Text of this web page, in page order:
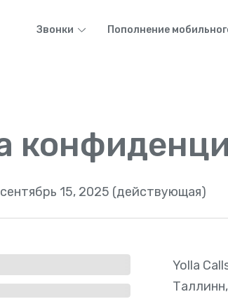
Звонки Пополнение
сентябрь 15, 2025 (действующая)
Yolla